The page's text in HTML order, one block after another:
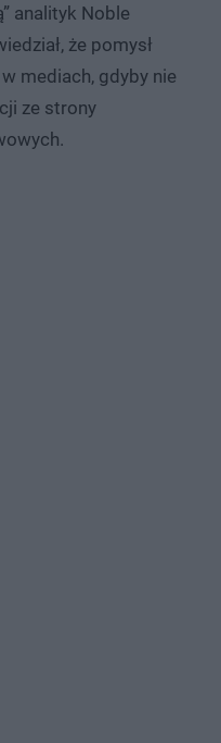
analityk Noble
że pomysł
mediach, gdyby nie
ze strony